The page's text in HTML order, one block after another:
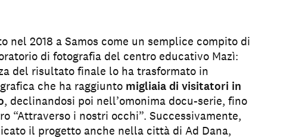
nel 2018 a Samos come un semplice compito di
di fotografia del centro educativo Mazì:
del risultato finale lo ha trasformato in
che ha raggiunto migliaia di visitatori in
, declinandosi poi nell’omonima docu-serie, fino
“Attraverso i nostri occhi”. Successivamente,
il progetto anche nella città di Ad Dana,